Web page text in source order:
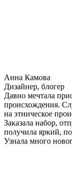
Анна Камова
Дизайнер, блогер
Давно мечтала
происхождения.
на этническое
Заказала набор,
получила яркий,
Узнала много